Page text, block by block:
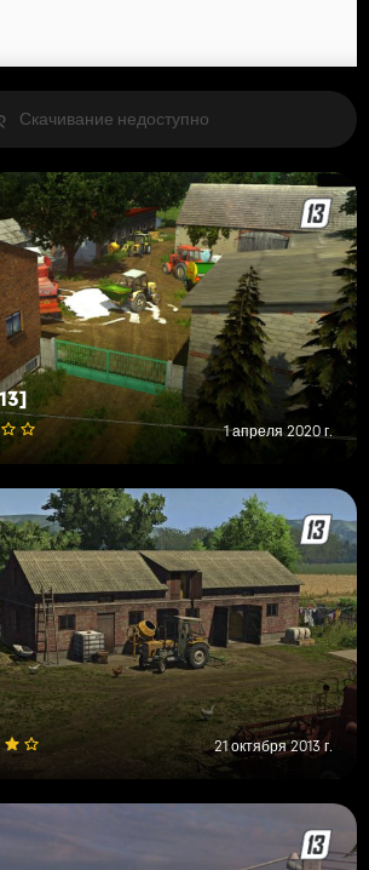
Скачивание недоступно
1 апреля 2020 г.
21 октября 2013 г.